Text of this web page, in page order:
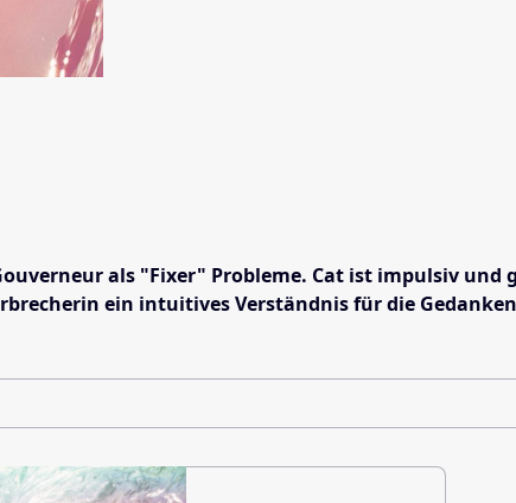
als "Fixer" Probleme. Cat ist impulsiv
ein intuitives Verständnis für die